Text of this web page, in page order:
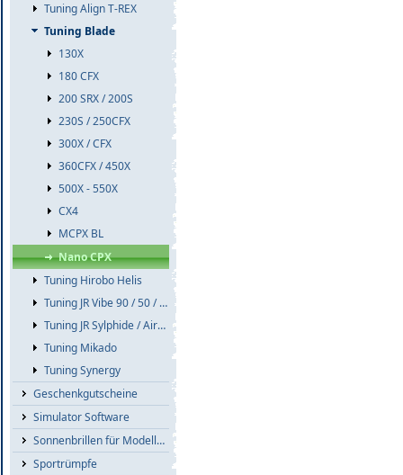
Tuning Align T-REX
Tuning Blade
130X
180 CFX
200 SRX / 200S
230S / 250CFX
300X / CFX
360CFX / 450X
500X - 550X
CX4
MCPX BL
Nano CPX
Tuning Hirobo Helis
Tuning JR Vibe 90 / 50 / E8
Tuning JR Sylphide / Airskipper
Tuning Mikado
Tuning Synergy
Geschenkgutscheine
Simulator Software
Sonnenbrillen für Modellflieger
Sportrümpfe